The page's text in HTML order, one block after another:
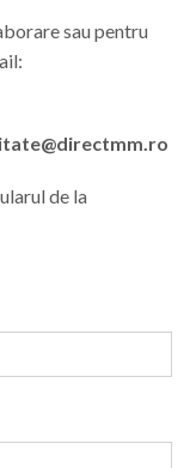
sau pentru
de la